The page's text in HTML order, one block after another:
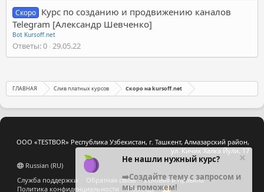
Скоро Курс по созданию и продвижению каналов
Telegram [Александр Шевченко]
Bot Kursoff.net
Ответы 0 29.05.22
ГЛАВНАЯ Слив платных курсов Скоро на kursoff.net
ООО «TESTBOR» Республика Узбекистан, г. Ташкент, Алмазарский район,
ул. Кичик Халка Йули, 17
Russian (RU)
Служба поддержки
Обратная связь
Условия и правила
Политика конфиденциальности
Помощь
R
Не нашли нужный курс?
➡️Создайте тему с запросом и
мы поможем!